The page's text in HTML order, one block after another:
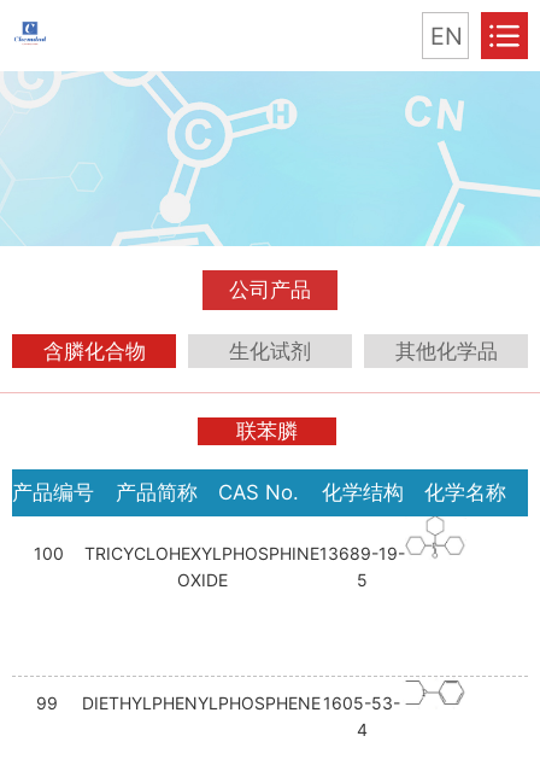
EN
公司产品
含膦化合物 生化试剂 其他化学品
联苯膦
产品编号 产品简称 CAS No. 化学结构 化学名称
100
TRICYCLOHEXYLPHOSPHINE
OXIDE
13689-19-
5
99 DIETHYLPHENYLPHOSPHENE1605-53-
4